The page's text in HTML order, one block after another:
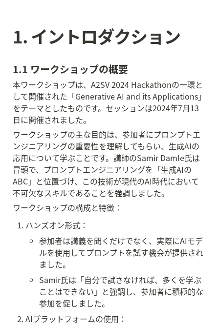
1. イントロダクション
1.1 ワークショップの概要
本ワークショップは、A2SV 2024 Hackathonの一環と
して開催された「Generative AI and its Applications」
をテーマとしたものです。セッションは2024年7月13
日に開催されました。
ワークショップの主な目的は、参加者にプロンプトエ
ンジニアリングの重要性を理解してもらい、生成AIの
応用について学ぶことです。講師のSamir Damle氏は
冒頭で、プロンプトエンジニアリングを「生成AIの
ABC」と位置づけ、この技術が現代のAI時代において
不可欠なスキルであることを強調しました。
ワークショップの構成と特徴：
ハンズオン形式：
参加者は講義を聞くだけでなく、実際にAIモデ
ルを使用してプロンプトを試す機会が提供され
ました。
Samir氏は「自分で試さなければ、多くを学ぶ
ことはできない」と強調し、参加者に積極的な
参加を促しました。
AIプラットフォームの使用：